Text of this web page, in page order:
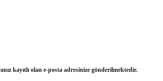
kayıtlı olan e-posta adresinize gönderilmektedir.